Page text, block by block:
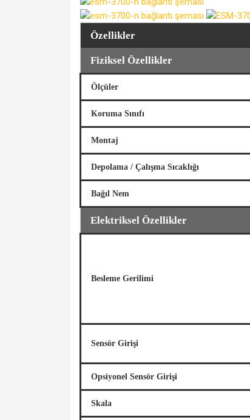
Özellikler
Fiziksel Özellikler
Ölçüler
Koruma Sınıfı
Montaj
Depolama / Çalışma Sıcaklığı
Bağıl Nem
Elektriksel Özellikler
Besleme Gerilimi
Sensör Girişi
Opsiyonel Sensör Girişi
Skala